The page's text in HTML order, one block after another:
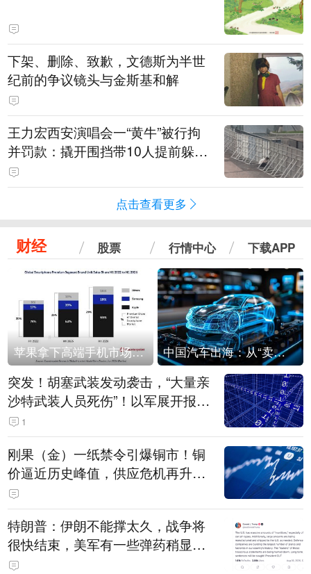
下架、删除、致歉，文德斯为半世
纪前的争议镜头与金斯基和解
王力宏西安演唱会一“黄牛”被行拘
并罚款：撬开围挡带10人提前躲进
场馆清洁室，开唱前还没混入观众
席就被抓
点击查看更多
财经 股票 行情中心 下载APP
苹果拿下高端手机市场65%的份额：iPhone 17系列功不可没 中国汽车出海：从“卖出去”到“走进去”
突发！胡塞武装发动袭击，“大量亲
沙特武装人员死伤”！以军展开报复
性空袭
1
刚果（金）一纸禁令引爆铜市！铜
价逼近历史峰值，供应危机再升
级？
特朗普：伊朗不能撑太久，战争将
很快结束，美军有一些弹药稍显紧
张！伊朗公布拟议的海峡管理文本